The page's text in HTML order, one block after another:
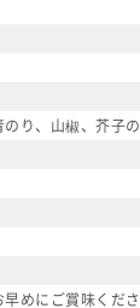
り、山椒、芥子
めにご賞味くださ